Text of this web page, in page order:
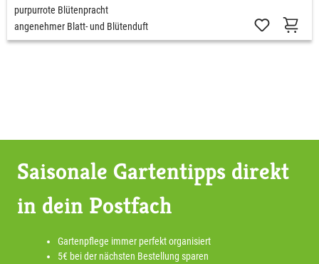
purpurrote Blütenpracht
angenehmer Blatt- und Blütenduft
Saisonale Gartentipps direkt
in dein Postfach
Gartenpflege immer perfekt organisiert
5€ bei der nächsten Bestellung sparen